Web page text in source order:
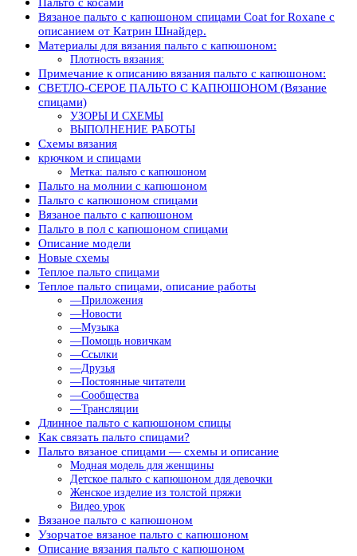
Вязаное пальто с капюшоном спицами Coat for Roxane с
описанием от Катрин Шнайдер.
Материалы для вязания пальто с капюшоном:
Плотность вязания:
Примечание к описанию вязания пальто с капюшоном:
СВЕТЛО-СЕРОЕ ПАЛЬТО С КАПЮШОНОМ (Вязание
спицами)
УЗОРЫ И СХЕМЫ
ВЫПОЛНЕНИЕ РАБОТЫ
Схемы вязания
крючком и спицами
Метка: пальто с капюшоном
Пальто на молнии с капюшоном
Пальто с капюшоном спицами
Вязаное пальто с капюшоном
Пальто в пол с капюшоном спицами
Описание модели
Новые схемы
Теплое пальто спицами
Теплое пальто спицами, описание работы
—Приложения
—Новости
—Музыка
—Помощь новичкам
—Ссылки
—Друзья
—Постоянные читатели
—Сообщества
—Трансляции
Длинное пальто с капюшоном спицы
Как связать пальто спицами?
Пальто вязаное спицами — схемы и описание
Модная модель для женщины
Детское пальто с капюшоном для девочки
Женское изделие из толстой пряжи
Видео урок
Вязаное пальто с капюшоном
Узорчатое вязаное пальто с капюшоном
Описание вязания пальто с капюшоном